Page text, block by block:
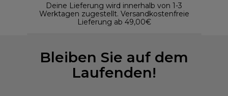
Deine Lieferung wird innerhalb von 1-3
Werktagen zugestellt. Versandkostenfreie
Lieferung ab 49,00€
Bleiben Sie auf dem
Laufenden!